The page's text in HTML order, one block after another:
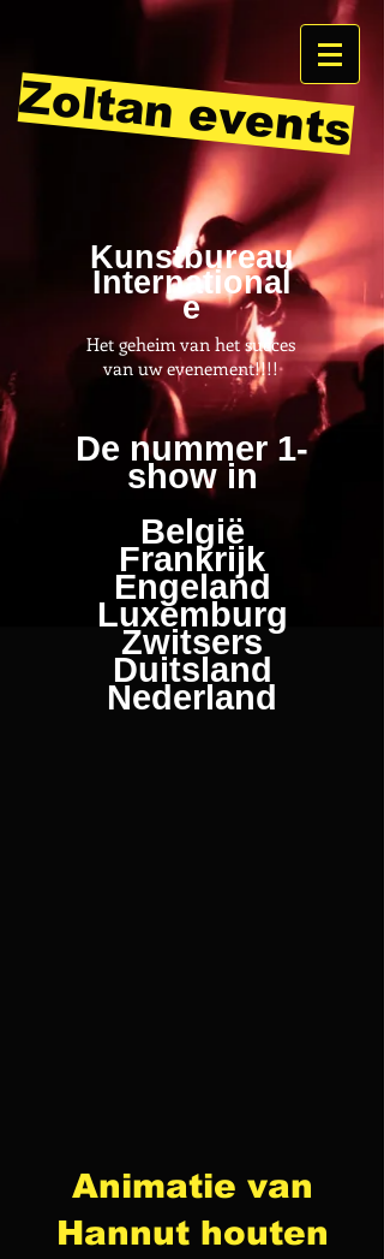
Zoltan events
Kunstbureau
International
e
Het geheim van het succes
van uw evenement!!!!
De nummer 1-
show in
België
Frankrijk
Engeland
Luxemburg
Zwitsers
Duitsland
Nederland
Animatie van
Hannut houten